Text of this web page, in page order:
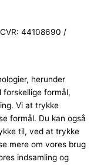
44108690 /
herunder
forskellige formål,
Vi at trykke
formål. Du kan også
til, ved at trykke
mere om vores brug
indsamling og